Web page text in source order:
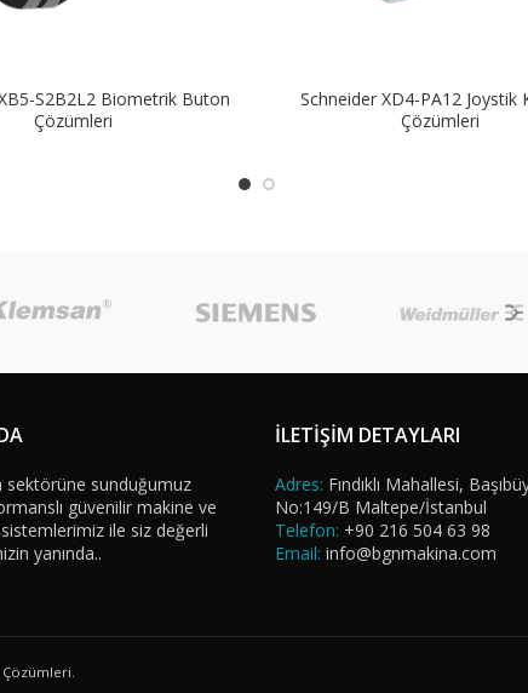
S2B2L2 Biometrik Buton
Çözümleri
Schneider XD4-PA12 Joystik
Çözümleri
sektörüne sunduğumuz
güvenilir makine ve
ile siz değerli
yanında..
İLETİŞİM DETAYLARI
Adres: Fındıklı Mahallesi,
No:149/B Maltepe/İstanbul
Telefon: +90 216 504 63 98
Email: info@bgnmakina.com
Çözümleri.